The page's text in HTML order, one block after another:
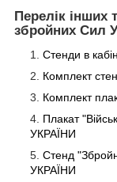
Перелік інших
збройних Сил
Стенди в
Комплект
Комплект
Плакат
УКРАЇНИ
Стенд
УКРАЇНИ